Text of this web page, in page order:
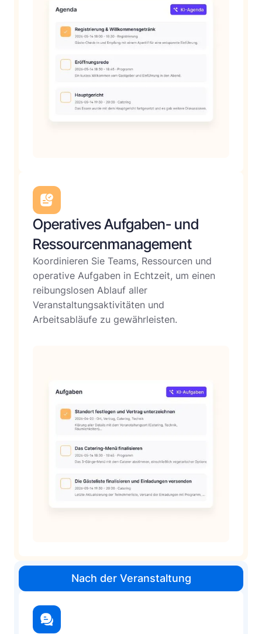
Operatives Aufgaben- und
Ressourcenmanagement
Koordinieren Sie Teams, Ressourcen und
operative Aufgaben in Echtzeit, um einen
reibungslosen Ablauf aller
Veranstaltungsaktivitäten und
Arbeitsabläufe zu gewährleisten.
Nach der Veranstaltung